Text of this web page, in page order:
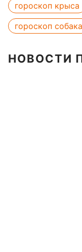
гороскоп крыса
гороскоп собака
НОВОСТИ